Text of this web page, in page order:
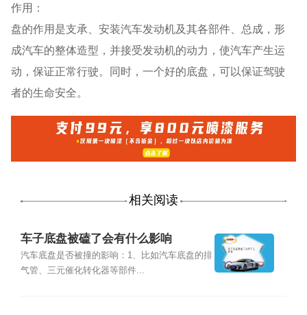
作用：
盘的作用是支承、安装汽车发动机及其各部件、总成，形
成汽车的整体造型，并接受发动机的动力，使汽车产生运
动，保证正常行驶。同时，一个好的底盘，可以保证驾驶
者的生命安全。
相关阅读
车子底盘被磕了会有什么影响
汽车底盘是否被撞的影响：1、比如汽车底盘的排
气管、三元催化转化器等部件...